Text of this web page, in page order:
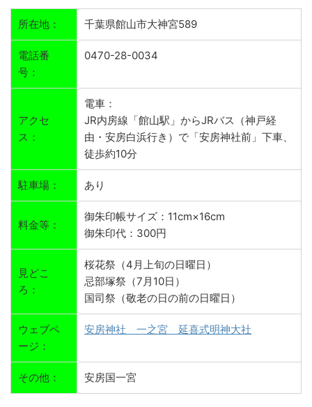
所在地： 千葉県館山市大神宮589
電話番
号：
0470-28-0034
アクセ
ス：
電車：
JR内房線「館山駅」からJRバス（神戸経
由・安房白浜行き）で「安房神社前」下車、
徒歩約10分
駐車場： あり
料金等：
御朱印帳サイズ：11cm×16cm
御朱印代：300円
見どこ
ろ：
桜花祭（4月上旬の日曜日）
忌部塚祭（7月10日）
国司祭（敬老の日の前の日曜日）
ウェブペ
ージ：
安房神社 一之宮 延喜式明神大社
その他： 安房国一宮